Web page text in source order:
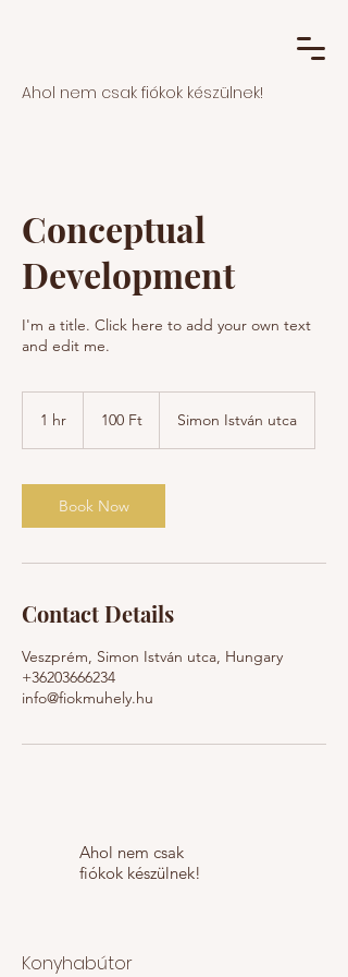
Ahol nem csak fiókok készülnek!
Conceptual
Development
I'm a title. Click here to add your own text
and edit me.
1 hr 100 Ft Simon István utca
Book Now
Contact Details
Veszprém, Simon István utca, Hungary
+36203666234
info@fiokmuhely.hu
Ahol nem csak
fiókok készülnek!
Konyhabútor